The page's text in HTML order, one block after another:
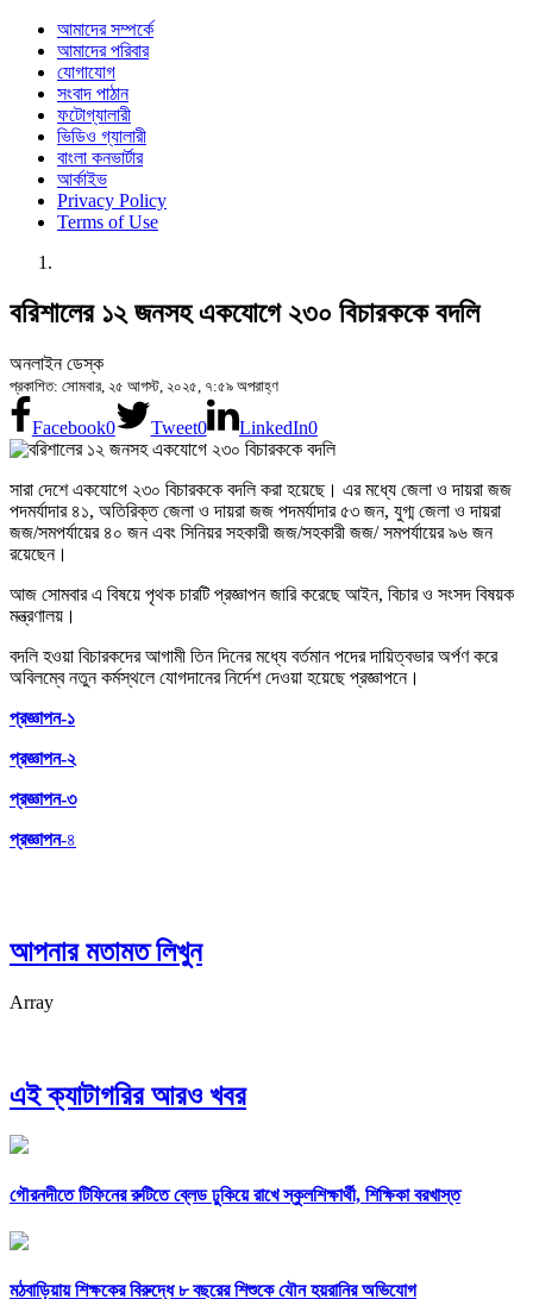
আমাদের সম্পর্কে
আমাদের পরিবার
যোগাযোগ
সংবাদ পাঠান
ফটোগ্যালারী
ভিডিও গ্যালারী
বাংলা কনভার্টার
আর্কাইভ
Privacy Policy
Terms of Use
বরিশালের ১২ জনসহ একযোগে ২৩০ বিচারককে বদলি
অনলাইন ডেস্ক
প্রকাশিত: সোমবার, ২৫ আগস্ট, ২০২৫, ৭:৫৯ অপরাহ্ণ
Facebook0 Tweet0 LinkedIn0
সারা দেশে একযোগে ২৩০ বিচারককে বদলি করা হয়েছে। এর মধ্যে জেলা ও দায়রা জজ
পদমর্যাদার ৪১, অতিরিক্ত জেলা ও দায়রা জজ পদমর্যাদার ৫৩ জন, যুগ্ম জেলা ও দায়রা
জজ/সমপর্যায়ের ৪০ জন এবং সিনিয়র সহকারী জজ/সহকারী জজ/ সমপর্যায়ের ৯৬ জন
রয়েছেন।
আজ সোমবার এ বিষয়ে পৃথক চারটি প্রজ্ঞাপন জারি করেছে আইন, বিচার ও সংসদ বিষয়ক
মন্ত্রণালয়।
বদলি হওয়া বিচারকদের আগামী তিন দিনের মধ্যে বর্তমান পদের দায়িত্বভার অর্পণ করে
অবিলম্বে নতুন কর্মস্থলে যোগদানের নির্দেশ দেওয়া হয়েছে প্রজ্ঞাপনে।
প্রজ্ঞাপন-১
প্রজ্ঞাপন-২
প্রজ্ঞাপন-৩
প্রজ্ঞাপন-৪
আপনার মতামত লিখুন
Array
এই ক্যাটাগরির আরও খবর
গৌরনদীতে টিফিনের রুটিতে ব্লেড ঢুকিয়ে রাখে স্কুলশিক্ষার্থী, শিক্ষিকা বরখাস্ত
মঠবাড়িয়ায় শিক্ষকের বিরুদ্ধে ৮ বছরের শিশুকে যৌন হয়রানির অভিযোগ